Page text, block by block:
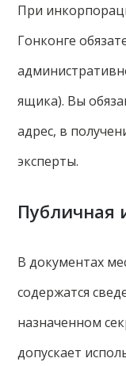
При
Гонконге
ящика). Вы
адрес, в
эксперты.
Публичная
В документах
содержатся
назначенном
допускает